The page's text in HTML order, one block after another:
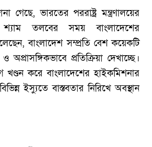
গেছে, ভারতের পররাষ্ট্র মন্ত্রণালয়ের
তলবের সময় বাংলাদেশের
বাংলাদেশ সম্প্রতি বেশ কয়েকটি
প্রতিক্রিয়া দেখাচ্ছে।
করে বাংলাদেশের হাইকমিশনার
ইস্যুতে বাস্তবতার নিরিখে অবস্থান